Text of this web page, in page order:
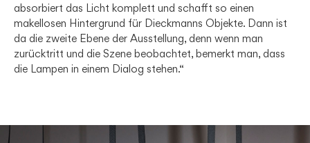
absorbiert das Licht komplett und schafft so einen
makellosen Hintergrund für Dieckmanns Objekte. Dann ist
da die zweite Ebene der Ausstellung, denn wenn man
zurücktritt und die Szene beobachtet, bemerkt man, dass
die Lampen in einem Dialog stehen.“